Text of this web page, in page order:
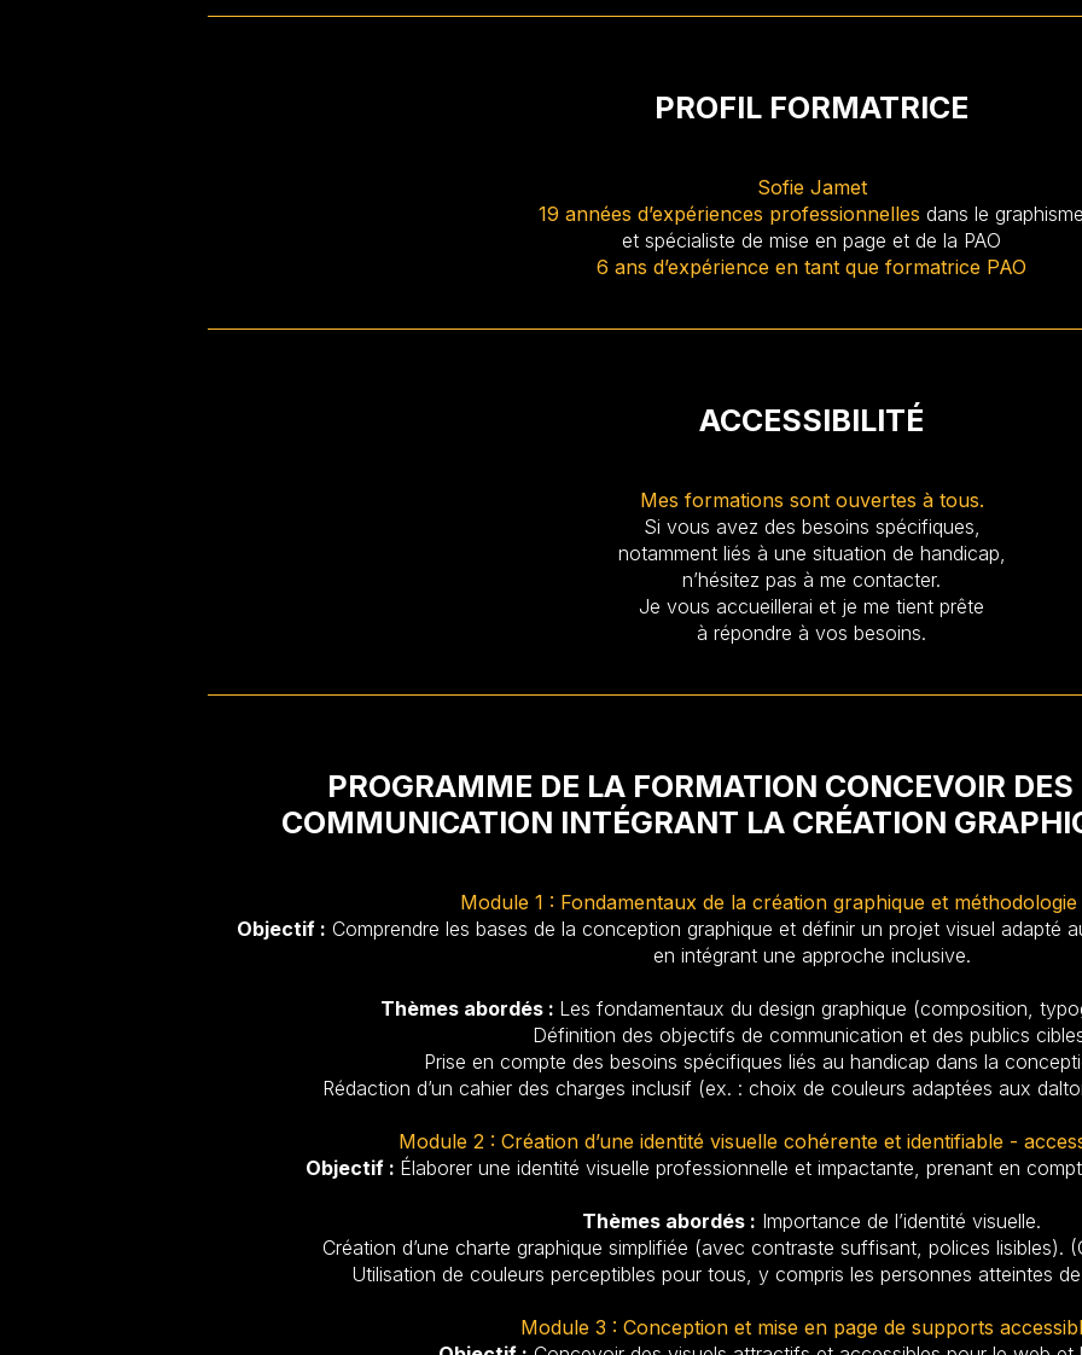
PROFIL FORMATRICE
Sofie Jamet
19 années d’expériences professionnelles dans le
et spécialiste de mise en page et de la PAO
6 ans d’expérience en tant que formatrice PAO
ACCESSIBILITÉ
Mes formations sont ouvertes à tous.
Si vous avez des besoins spécifiques,
notamment liés à une situation de handicap,
n’hésitez pas à me contacter.
Je vous accueillerai et je me tient prête
à répondre à vos besoins.
PROGRAMME DE LA FORMATION CONCEVOIR
COMMUNICATION INTÉGRANT LA CRÉATION
Module 1 : Fondamentaux de la création graphique et
Objectif : Comprendre les bases de la conception graphique et définir un projet visuel adapté
en intégrant une approche inclusive.
Thèmes abordés : Les fondamentaux du design graphique (composition,
Définition des objectifs de communication et des publics
Prise en compte des besoins spécifiques liés au handicap dans la
Rédaction d’un cahier des charges inclusif (ex. : choix de couleurs adaptées aux
Module 2 : Création d’une identité visuelle cohérente et identifiable -
Objectif : Élaborer une identité visuelle professionnelle et impactante, prenant en
Thèmes abordés : Importance de l’identité visuelle.
Création d’une charte graphique simplifiée (avec contraste suffisant, polices lisibles).
Utilisation de couleurs perceptibles pour tous, y compris les personnes atteintes
Module 3 : Conception et mise en page de supports